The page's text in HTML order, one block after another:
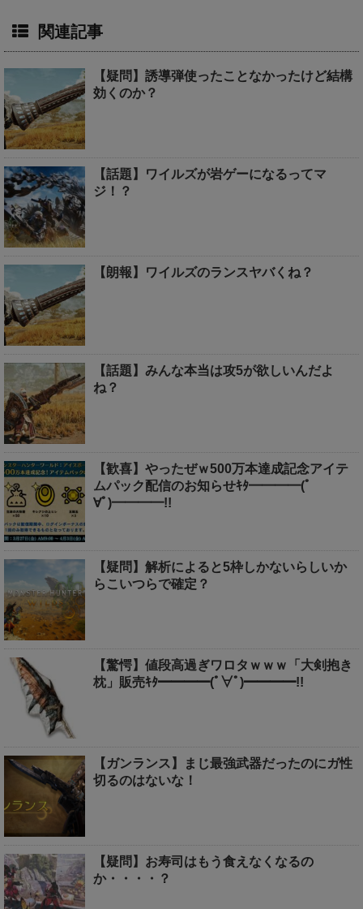
関連記事
【疑問】誘導弾使ったことなかったけど結構
効くのか？
【話題】ワイルズが岩ゲーになるってマ
ジ！？
【朗報】ワイルズのランスヤバくね？
【話題】みんな本当は攻5が欲しいんだよ
ね？
【歓喜】やったぜｗ500万本達成記念アイテ
ムパック配信のお知らせｷﾀ━━━━(ﾟ
∀ﾟ)━━━━!!
【疑問】解析によると5枠しかないらしいか
らこいつらで確定？
【驚愕】値段高過ぎワロタｗｗｗ「大剣抱き
枕」販売ｷﾀ━━━━(ﾟ∀ﾟ)━━━━!!
【ガンランス】まじ最強武器だったのにガ性
切るのはないな！
【疑問】お寿司はもう食えなくなるの
か・・・・？